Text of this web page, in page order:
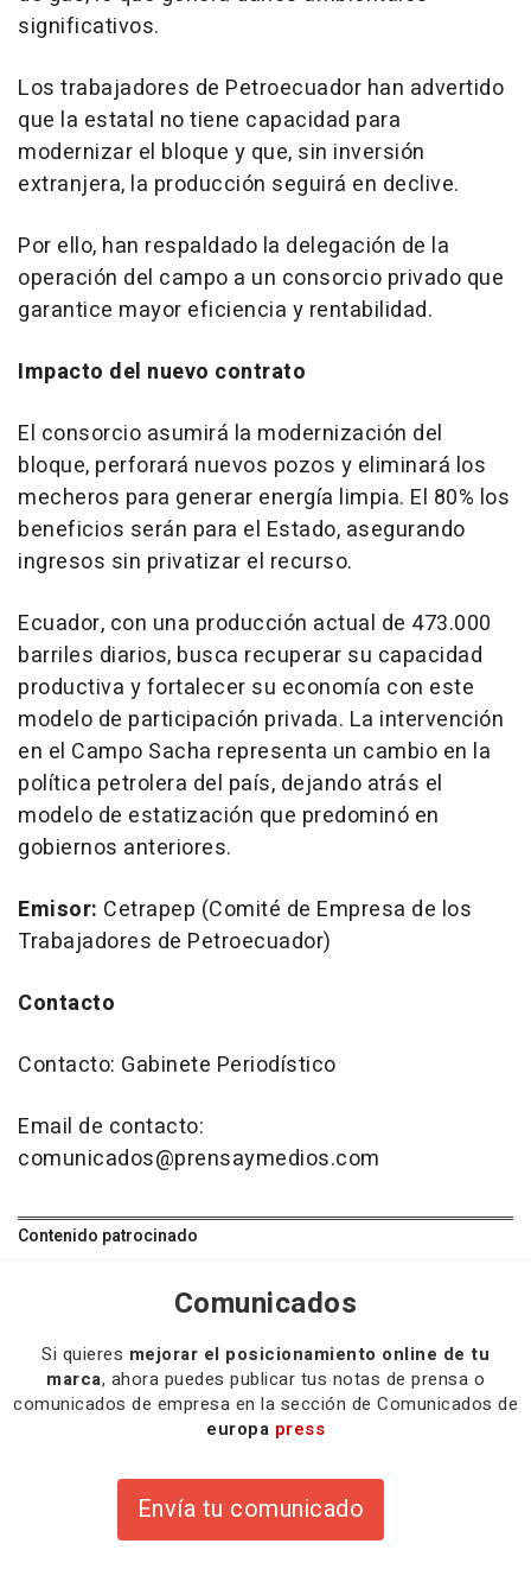
significativos.
Los trabajadores de Petroecuador han advertido
que la estatal no tiene capacidad para
modernizar el bloque y que, sin inversión
extranjera, la producción seguirá en declive.
Por ello, han respaldado la delegación de la
operación del campo a un consorcio privado que
garantice mayor eficiencia y rentabilidad.
Impacto del nuevo contrato
El consorcio asumirá la modernización del
bloque, perforará nuevos pozos y eliminará los
mecheros para generar energía limpia. El 80% los
beneficios serán para el Estado, asegurando
ingresos sin privatizar el recurso.
Ecuador, con una producción actual de 473.000
barriles diarios, busca recuperar su capacidad
productiva y fortalecer su economía con este
modelo de participación privada. La intervención
en el Campo Sacha representa un cambio en la
política petrolera del país, dejando atrás el
modelo de estatización que predominó en
gobiernos anteriores.
Emisor: Cetrapep (Comité de Empresa de los
Trabajadores de Petroecuador)
Contacto
Contacto: Gabinete Periodístico
Email de contacto:
comunicados@prensaymedios.com
Contenido patrocinado
Comunicados
Si quieres mejorar el posicionamiento online de tu
marca, ahora puedes publicar tus notas de prensa o
comunicados de empresa en la sección de Comunicados de
europa press
Envía tu comunicado